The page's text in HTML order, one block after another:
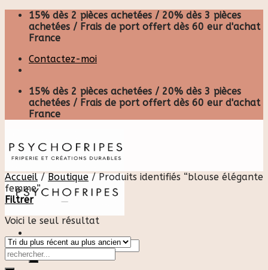
Skip
content
15% dès 2 pièces achetées / 20% dès 3 pièces
achetées / Frais de port offert dès 60 eur d'achat
France
Contactez-moi
15% dès 2 pièces achetées / 20% dès 3 pièces
achetées / Frais de port offert dès 60 eur d'achat
France
Recherche
pour :
Accueil / Boutique /Produits identifiés “blouse élégante
femme”
Filtrer
Voici le seul résultat